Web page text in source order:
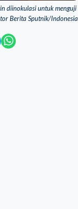
diinokulasi untuk menguji
Berita Sputnik/Indonesia